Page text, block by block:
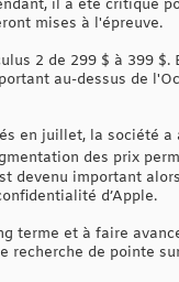
il a été critiqué
mises à l'épreuve.
2 de 299 $ à 399 $.
au-dessus de
en juillet, la société a
des prix
devenu important
d’Apple.
terme et à faire
de pointe